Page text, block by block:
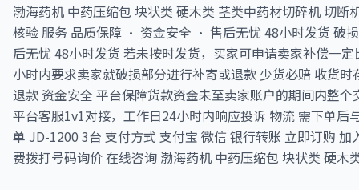
渤海药机 中药压缩包 块状类 硬木类 茎类中药材切碎机 切
核验 服务 品质保障 · 资金安全 · 售后无忧 48小时发货 破
后无忧 48小时发货 若未按时发货，买家可申请卖家补偿一
小时内要求卖家就破损部分进行补寄或退款 少货必赔 收货
退款 资金安全 平台保障货款资金未至卖家账户的期间内整
平台客服1v1对接，工作日24小时内响应投诉 物流 需下单
单 JD-1200 3台 支付方式 支付宝 微信 银行转账 立即订购
费拨打号码询价 在线咨询 渤海药机 中药压缩包 块状类 硬木